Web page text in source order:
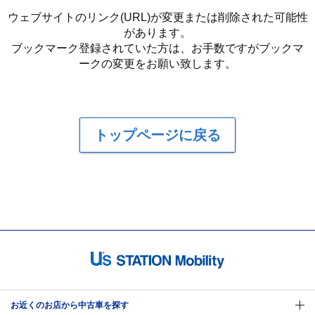
ウェブサイトのリンク(URL)が変更または削除された可能性
があります。
ブックマーク登録されていた方は、お手数ですがブックマ
ークの変更をお願い致します。
トップページに戻る
お近くのお店から中古車を探す